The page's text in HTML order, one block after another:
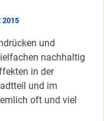
2015
und
nachhaltig
in der
und im
oft und viel